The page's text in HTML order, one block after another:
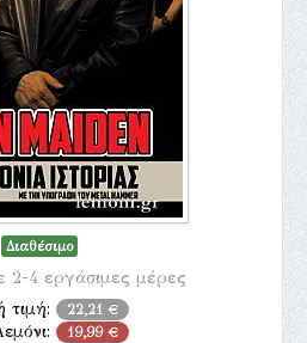
Διαθέσιμο
2-4 εργάσιμες μέρες
τιμή: 22,21 €
19,99 €